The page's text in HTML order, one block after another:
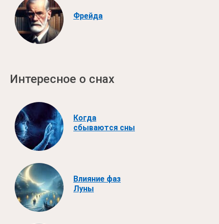
Фрейда
Интересное о снах
Когда
сбываются сны
Влияние фаз
Луны